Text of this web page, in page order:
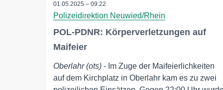
01.05.2025 – 09:22
Polizeidirektion Neuwied/Rhein
POL-PDNR: Körperverletzungen auf
Maifeier
Oberlahr (ots) - Im Zuge der Maifeierlichkeiten
auf dem Kirchplatz in Oberlahr kam es zu zwei